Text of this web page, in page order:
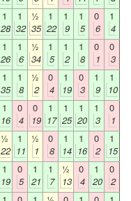
1
28
1
32
½
35
1
22
1
9
1
5
0
6
1
4
1
26
1
6
½
34
1
5
1
2
1
8
0
1
0
3
1
35
1
8
½
2
0
4
1
19
0
3
1
9
1
10
1
16
0
4
0
19
1
17
1
25
1
20
1
3
0
1
½
22
1
11
½
1
0
8
1
14
1
16
0
2
1
15
1
19
0
5
1
21
1
7
½
13
0
4
1
20
0
2